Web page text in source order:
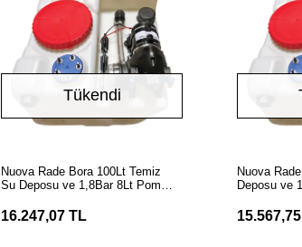
Tükendi
Nuova Rade Bora 100Lt Temiz
Su Deposu ve 1,8Bar 8Lt Pompa
16.247,07 TL
Nuova
Deposu ve